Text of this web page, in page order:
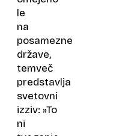
le
na
posamezne
države,
temveč
predstavlja
svetovni
izziv: »To
ni